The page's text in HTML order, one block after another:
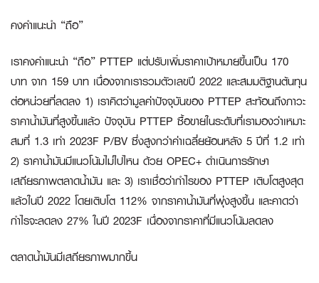
คงคำแนะนำ “ถือ”
เราคงคำแนะนำ “ถือ” PTTEP แต่ปรับเพิ่มราคาเป้าหมายขึ้นเป็น 170
บาท จาก 159 บาท เนื่องจากเรารวมตัวเลขปี 2022 และสมมติฐานต้นทุน
ต่อหน่วยที่ลดลง 1) เราคิดว่ามูลค่าปัจจุบันของ PTTEP สะท้อนถึงภาวะ
ราคาน้ำมันที่สูงขึ้นแล้ว ปัจจุบัน PTTEP ซื้อขายในระดับที่เรามองว่าเหมาะ
สมที่ 1.3 เท่า 2023F P/BV ซึ่งสูงกว่าค่าเฉลี่ยย้อนหลัง 5 ปีที่ 1.2 เท่า
2) ราคาน้ำมันมีแนวโน้มไม่ไปไหน ด้วย OPEC+ ดำเนินการรักษา
เสถียรภาพตลาดน้ำมัน และ 3) เราเชื่อว่ากำไรของ PTTEP เติบโตสูงสุด
แล้วในปี 2022 โดยเติบโต 112% จากราคาน้ำมันที่พุ่งสูงขึ้น และคาดว่า
กำไรจะลดลง 27% ในปี 2023F เนื่องจากราคาที่มีแนวโน้มลดลง
ตลาดน้ำมันมีเสถียรภาพมากขึ้น